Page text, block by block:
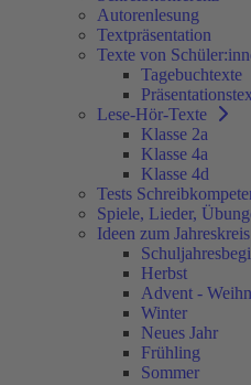
Autorenlesung
Textpräsentation
Texte von
Tagebuchtexte
Lese-Hör-Texte
Klasse 2a
Klasse 4a
Klasse 4d
Tests
Spiele, Lieder,
Ideen zum Jahreskreis
Herbst
Advent -
Winter
Neues Jahr
Frühling
Sommer